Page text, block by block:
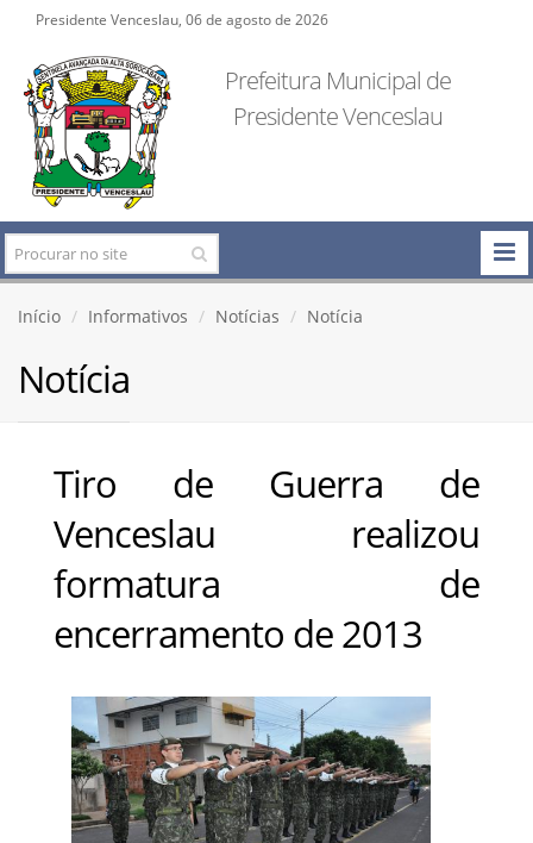
Presidente Venceslau, 06 de agosto de 2026
Prefeitura Municipal de
Presidente Venceslau
Início Informativos Notícias Notícia
Notícia
Tiro de Guerra de
Venceslau realizou
formatura de
encerramento de 2013